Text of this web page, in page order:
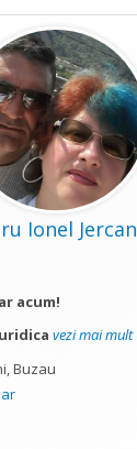
Ionel Jercan
acum!
vezi mai mult
Buzau